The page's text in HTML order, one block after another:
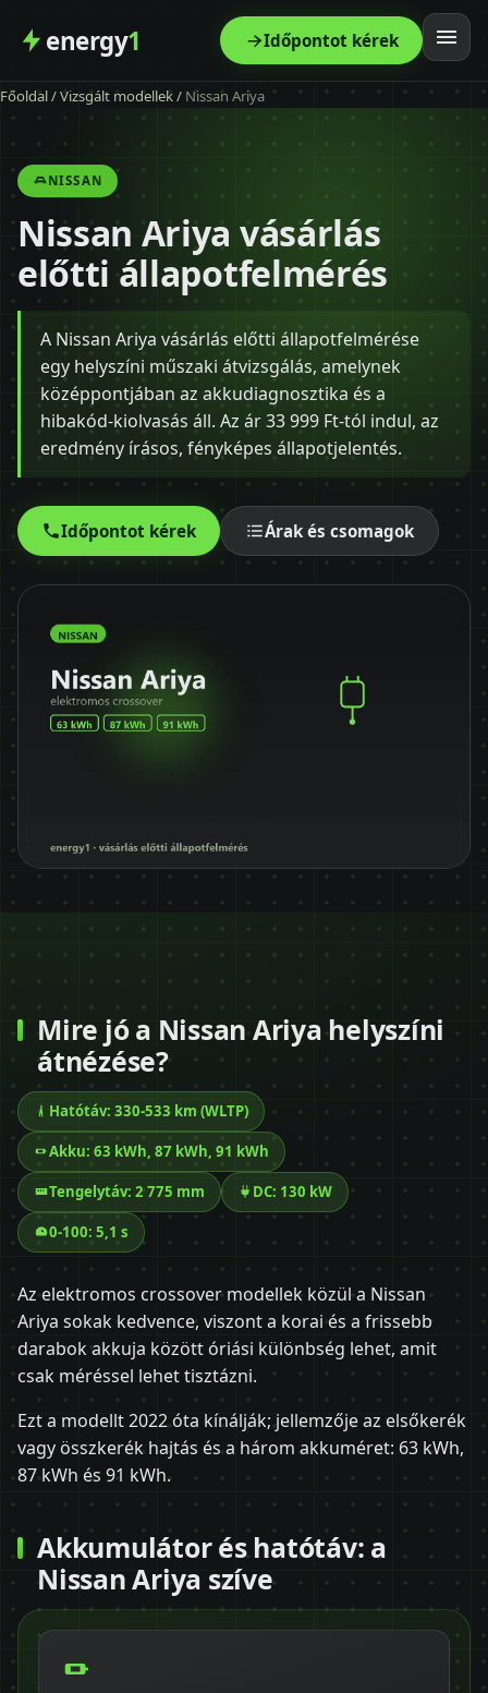
energy1 Időpontot kérek
Főoldal
Szolgáltatás
Árak
Modellek
Kapcsolat
Blog
+36 30 680 7511
Főoldal/Vizsgált modellek/ Nissan Ariya
NISSAN
Nissan Ariya vásárlás
előtti állapotfelmérés
A Nissan Ariya vásárlás előtti állapotfelmérése
egy helyszíni műszaki átvizsgálás, amelynek
középpontjában az akkudiagnosztika és a
hibakód-kiolvasás áll. Az ár 33 999 Ft-tól indul, az
eredmény írásos, fényképes állapotjelentés.
Időpontot kérek Árak és csomagok
Mire jó a Nissan Ariya helyszíni
átnézése?
Hatótáv: 330-533 km (WLTP)
Akku: 63 kWh, 87 kWh, 91 kWh
Tengelytáv: 2 775 mm DC: 130 kW
0-100: 5,1 s
Az elektromos crossover modellek közül a Nissan
Ariya sokak kedvence, viszont a korai és a frissebb
darabok akkuja között óriási különbség lehet, amit
csak méréssel lehet tisztázni.
Ezt a modellt 2022 óta kínálják; jellemzője az elsőkerék
vagy összkerék hajtás és a három akkuméret: 63 kWh,
87 kWh és 91 kWh.
Akkumulátor és hatótáv: a
Nissan Ariya szíve